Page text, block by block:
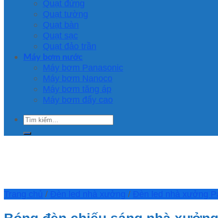
Quạt đứng
Quạt tường
Quạt bàn
Quạt sạc
Quạt đảo trần
Máy bơm nước
Máy bơm Panasonic
Máy bơm Nanoco
Máy bơm tăng áp
Máy bơm đẩy cao
Tìm
kiếm:
Trang chủ / Đèn led nhà xưởng / Đèn led nhà xưởng